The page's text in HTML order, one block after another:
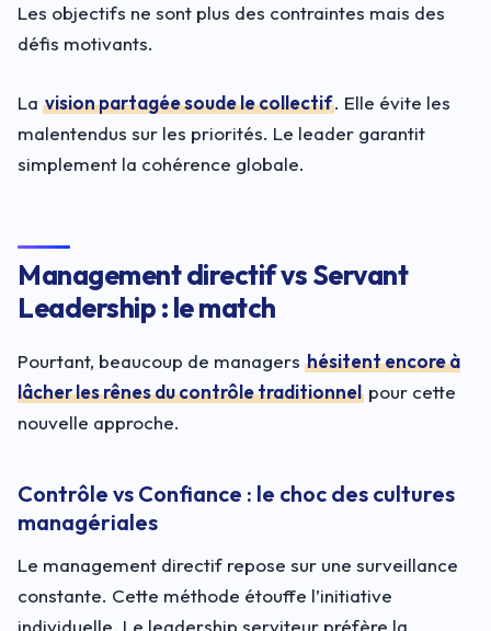
Les objectifs ne sont plus des contraintes mais des
défis motivants.
La vision partagée soude le collectif. Elle évite les
malentendus sur les priorités. Le leader garantit
simplement la cohérence globale.
Management directif vs Servant
Leadership : le match
Pourtant, beaucoup de managers hésitent encore à
lâcher les rênes du contrôle traditionnel pour cette
nouvelle approche.
Contrôle vs Confiance : le choc des cultures
managériales
Le management directif repose sur une surveillance
constante. Cette méthode étouffe l’initiative